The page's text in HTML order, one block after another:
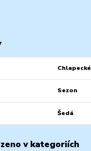
Chlapecké
Sezon
Šedá
v kategoriích